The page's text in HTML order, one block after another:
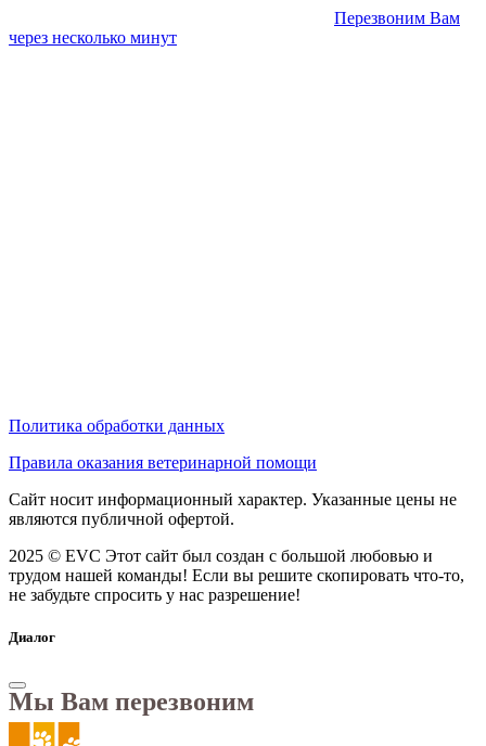
Перезвоним Вам
через несколько минут
Политика обработки данных
Правила оказания ветеринарной помощи
Сайт носит информационный характер. Указанные цены не
являются публичной офертой.
2025 © EVC Этот сайт был создан с большой любовью и
трудом нашей команды! Если вы решите скопировать что-то,
не забудьте спросить у нас разрешение!
Диалог
Мы Вам перезвоним